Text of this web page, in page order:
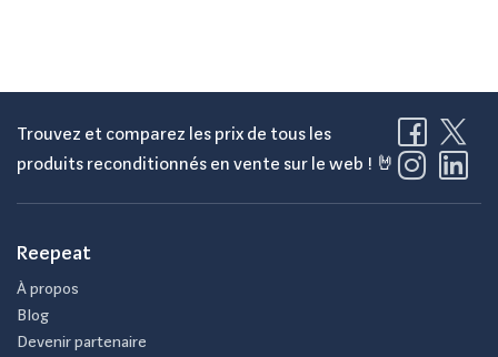
Trouvez et comparez les prix de tous les
produits reconditionnés en vente sur le web ! 🤘
Reepeat
À propos
Blog
Devenir partenaire